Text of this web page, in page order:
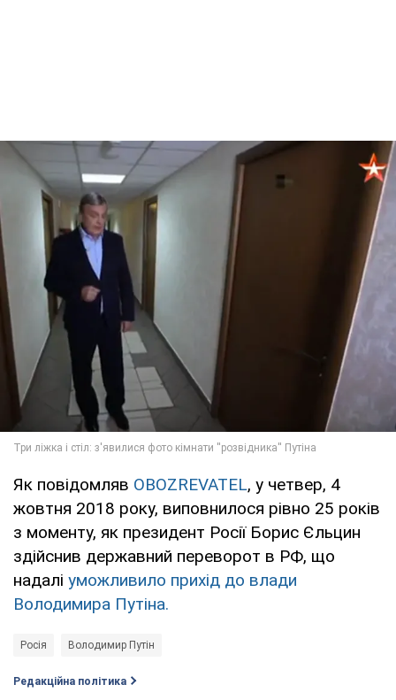
Як повідомляв OBOZREVATEL, у четвер, 4
жовтня 2018 року, виповнилося рівно 25 років
з моменту, як президент Росії Борис Єльцин
здійснив державний переворот в РФ, що
надалі уможливило прихід до влади
Володимира Путіна.
Росія Володимир Путін
Редакційна політика